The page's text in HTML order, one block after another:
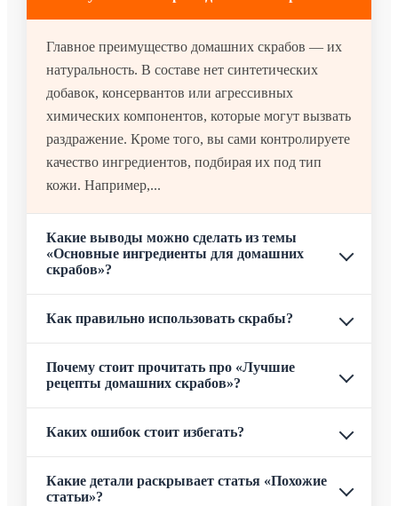
Главное преимущество домашних скрабов — их
натуральность. В составе нет синтетических
добавок, консервантов или агрессивных
химических компонентов, которые могут вызвать
раздражение. Кроме того, вы сами контролируете
качество ингредиентов, подбирая их под тип
кожи. Например,...
Какие выводы можно сделать из темы
«Основные ингредиенты для домашних
скрабов»?
Как правильно использовать скрабы?
Почему стоит прочитать про «Лучшие
рецепты домашних скрабов»?
Каких ошибок стоит избегать?
Какие детали раскрывает статья «Похожие
статьи»?